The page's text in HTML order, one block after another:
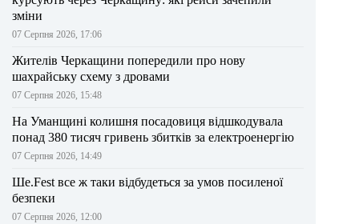
зміни
07 Серпня 2026, 17:06
Жителів Черкащини попередили про нову
шахрайську схему з дровами
07 Серпня 2026, 15:48
На Уманщині колишня посадовиця відшкодувала
понад 380 тисяч гривень збитків за електроенергію
07 Серпня 2026, 14:49
Ше.Fest все ж таки відбудеться за умов посиленої
безпеки
07 Серпня 2026, 12:00